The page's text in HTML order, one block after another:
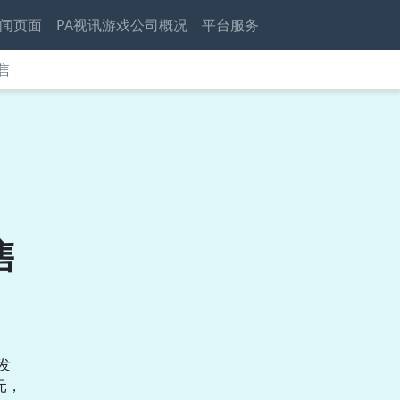
页面 PA视讯游戏公司概况 平台服务